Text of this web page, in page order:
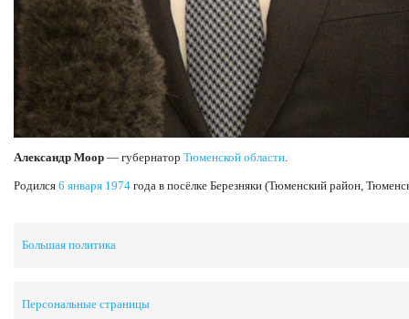
Александр Моор — губернатор Тюменской области.
Родился 6 января 1974 года в посёлке Березняки (Тюменский район,
Большая политика
Персональные страницы